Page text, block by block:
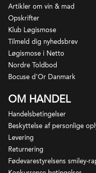
Artikler om vin & mad
Opskrifter
Klub Løgismose
Tilmeld dig nyhedsbrev
Løgismose i Netto
Nordre Toldbod
Bocuse d'Or Danmark
OM HANDEL
Handelsbetingelser
Beskyttelse af personlige
Levering
Returnering
Fødevarestyrelsens smiley-